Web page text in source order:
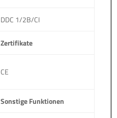
DDC 1/2B/CI
Zertifikate
CE
Sonstige Funktionen